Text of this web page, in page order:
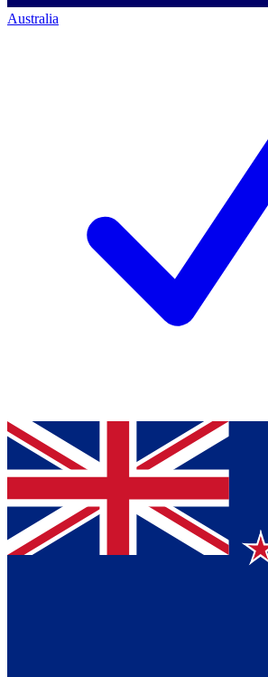
Australia